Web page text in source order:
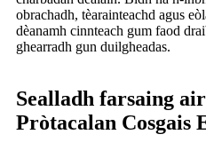
obrachadh, tèarainteachd agus
dèanamh cinnteach gum faod
ghearradh gun duilgheadas.
Sealladh farsaing
Pròtacalan Cosgais